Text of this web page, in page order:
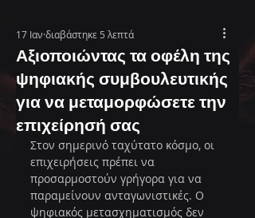
Αξιοποιώντας τα οφέλη της
ψηφιακής συμβουλευτικής
για να μεταμορφώσετε την
επιχείρησή σας
17 Ιαν διαβάστηκε 5 λεπτά
Στον σημερινό ταχύτατο κόσμο, οι
επιχειρήσεις πρέπει να
προσαρμοστούν γρήγορα για να
παραμείνουν ανταγωνιστικές. Ο
ψηφιακός μετασχηματισμός δεν